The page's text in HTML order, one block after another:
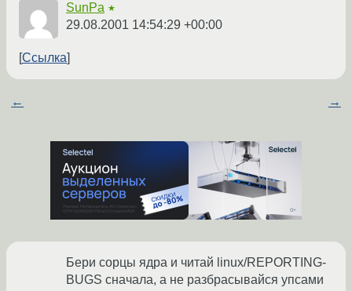
SunPa ★
29.08.2001 14:54:29 +00:00
Ссылка
← →
Бери сорцы ядра и читай linux/REPORTING-
BUGS сначала, а не разбрасывайся упсами